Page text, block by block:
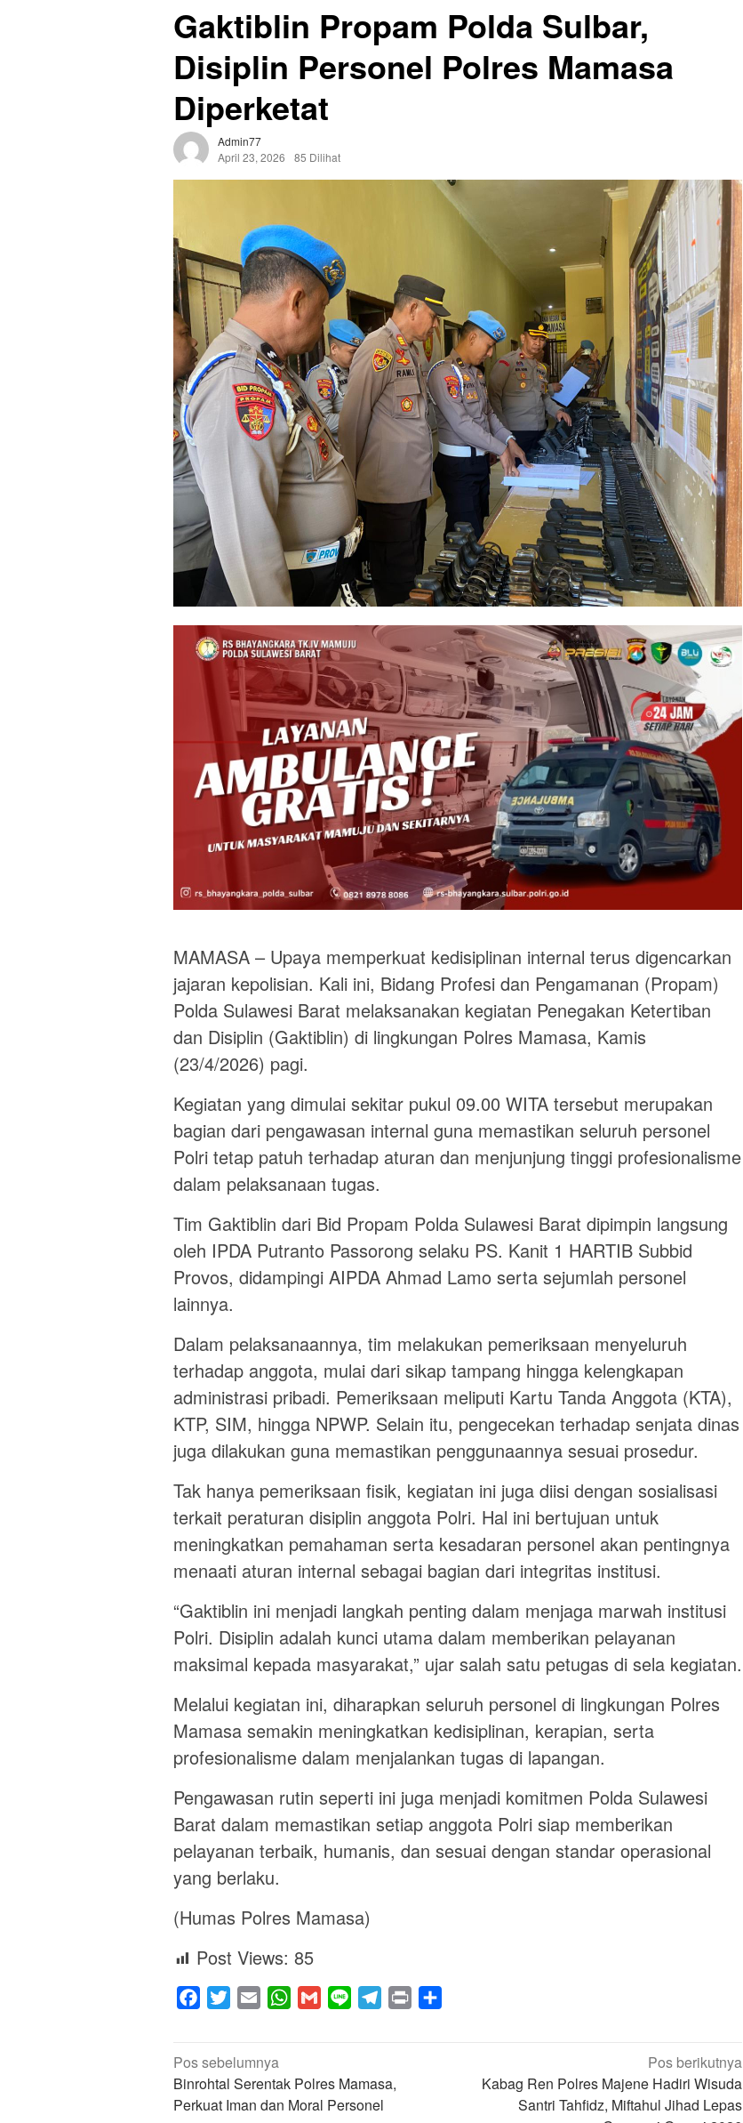
Gaktiblin Propam Polda Sulbar,
Disiplin Personel Polres Mamasa
Diperketat
Admin77
April 23, 2026
85 Dilihat
MAMASA – Upaya memperkuat kedisiplinan internal terus digencarkan
jajaran kepolisian. Kali ini, Bidang Profesi dan Pengamanan (Propam)
Polda Sulawesi Barat melaksanakan kegiatan Penegakan Ketertiban
dan Disiplin (Gaktiblin) di lingkungan Polres Mamasa, Kamis
(23/4/2026) pagi.
Kegiatan yang dimulai sekitar pukul 09.00 WITA tersebut merupakan
bagian dari pengawasan internal guna memastikan seluruh personel
Polri tetap patuh terhadap aturan dan menjunjung tinggi profesionalisme
dalam pelaksanaan tugas.
Tim Gaktiblin dari Bid Propam Polda Sulawesi Barat dipimpin langsung
oleh IPDA Putranto Passorong selaku PS. Kanit 1 HARTIB Subbid
Provos, didampingi AIPDA Ahmad Lamo serta sejumlah personel
lainnya.
Dalam pelaksanaannya, tim melakukan pemeriksaan menyeluruh
terhadap anggota, mulai dari sikap tampang hingga kelengkapan
administrasi pribadi. Pemeriksaan meliputi Kartu Tanda Anggota (KTA),
KTP, SIM, hingga NPWP. Selain itu, pengecekan terhadap senjata dinas
juga dilakukan guna memastikan penggunaannya sesuai prosedur.
Tak hanya pemeriksaan fisik, kegiatan ini juga diisi dengan sosialisasi
terkait peraturan disiplin anggota Polri. Hal ini bertujuan untuk
meningkatkan pemahaman serta kesadaran personel akan pentingnya
menaati aturan internal sebagai bagian dari integritas institusi.
“Gaktiblin ini menjadi langkah penting dalam menjaga marwah institusi
Polri. Disiplin adalah kunci utama dalam memberikan pelayanan
maksimal kepada masyarakat,” ujar salah satu petugas di sela kegiatan.
Melalui kegiatan ini, diharapkan seluruh personel di lingkungan Polres
Mamasa semakin meningkatkan kedisiplinan, kerapian, serta
profesionalisme dalam menjalankan tugas di lapangan.
Pengawasan rutin seperti ini juga menjadi komitmen Polda Sulawesi
Barat dalam memastikan setiap anggota Polri siap memberikan
pelayanan terbaik, humanis, dan sesuai dengan standar operasional
yang berlaku.
(Humas Polres Mamasa)
Post Views: 85
Facebook
Twitter Email WhatsApp
Gmail Line Telegram
Print
Navigasi
pos
Pos sebelumnya
Binrohtal Serentak Polres Mamasa,
Perkuat Iman dan Moral Personel
Pos berikutnya
Kabag Ren Polres Majene Hadiri Wisuda
Santri Tahfidz, Miftahul Jihad Lepas